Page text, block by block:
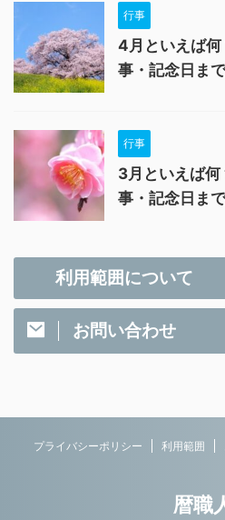
行事
4月といえば
事・記念日ま
行事
3月といえば
事・記念日ま
利用範囲について
お問い合わせ
プライバシーポリシー 利用範囲
暦職